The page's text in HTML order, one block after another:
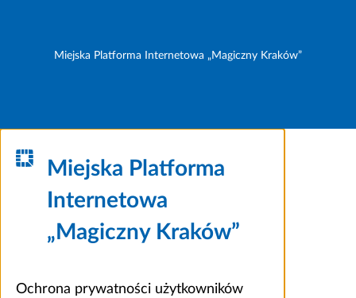
Miejska Platforma Internetowa „Magiczny Kraków”
Miejska Platforma
Internetowa
„Magiczny Kraków”
Ochrona prywatności użytkowników